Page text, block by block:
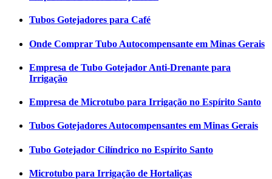
Tubos Gotejadores para Café
Onde Comprar Tubo Autocompensante em Minas Gerais
Empresa de Tubo Gotejador Anti-Drenante para
Irrigação
Empresa de Microtubo para Irrigação no Espírito Santo
Tubos Gotejadores Autocompensantes em Minas Gerais
Tubo Gotejador Cilíndrico no Espírito Santo
Microtubo para Irrigação de Hortaliças